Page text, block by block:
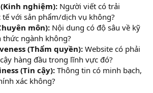
nghiệm): Người viết có trải
với sản phẩm/dịch vụ không?
môn): Nội dung có độ sâu về kỹ
thức ngành không?
(Thẩm quyền):Website có phải
hàng đầu trong lĩnh vực đó?
(Tin cậy): Thông tin có minh bạch,
xác không?